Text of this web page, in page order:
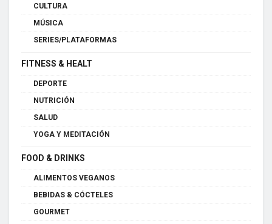
CULTURA
MÚSICA
SERIES/PLATAFORMAS
FITNESS & HEALT
DEPORTE
NUTRICIÓN
SALUD
YOGA Y MEDITACIÓN
FOOD & DRINKS
ALIMENTOS VEGANOS
BEBIDAS & CÓCTELES
GOURMET